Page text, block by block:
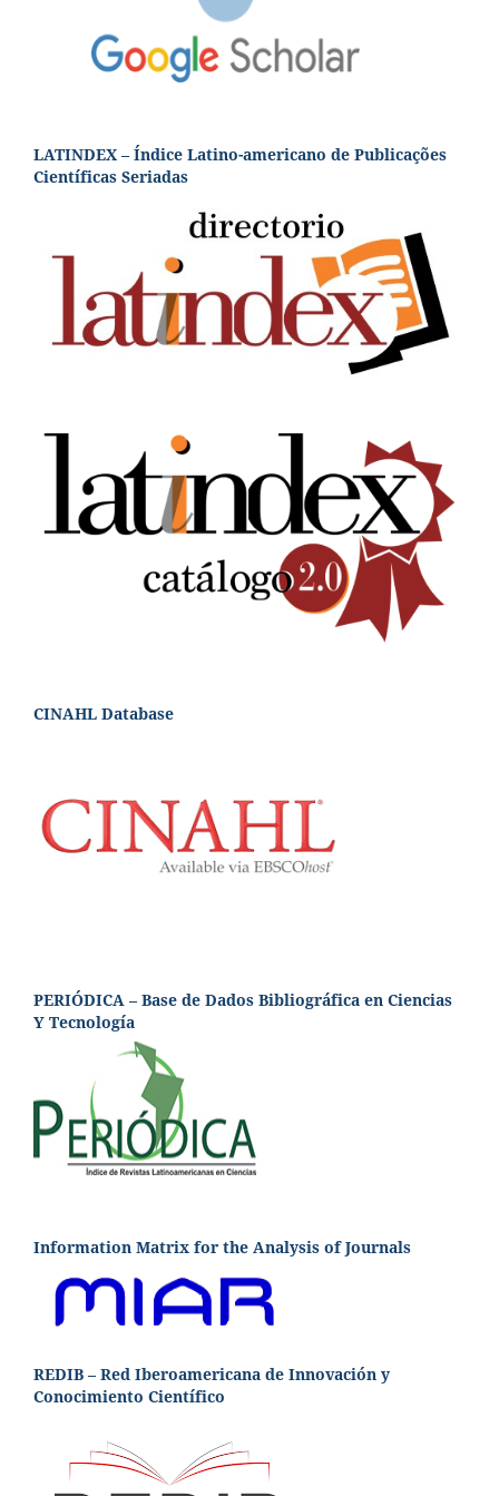
LATINDEX – Índice Latino-americano de Publicações
Científicas Seriadas
CINAHL Database
PERIÓDICA – Base de Dados Bibliográfica en Ciencias
Y Tecnología
Information Matrix for the Analysis of Journals
REDIB – Red Iberoamericana de Innovación y
Conocimiento Científico